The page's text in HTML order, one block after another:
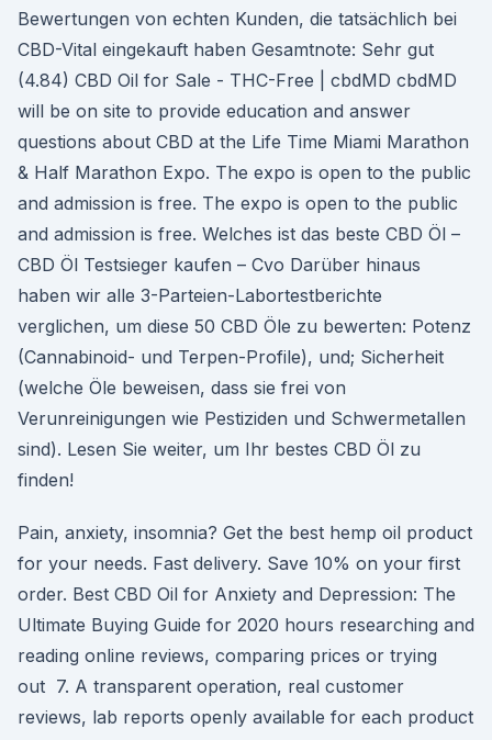
Bewertungen von echten Kunden, die tatsächlich bei
CBD-Vital eingekauft haben Gesamtnote: Sehr gut
(4.84) CBD Oil for Sale - THC-Free | cbdMD cbdMD
will be on site to provide education and answer
questions about CBD at the Life Time Miami Marathon
& Half Marathon Expo. The expo is open to the public
and admission is free. The expo is open to the public
and admission is free. Welches ist das beste CBD Öl –
CBD Öl Testsieger kaufen – Cvo Darüber hinaus
haben wir alle 3-Parteien-Labortestberichte
verglichen, um diese 50 CBD Öle zu bewerten: Potenz
(Cannabinoid- und Terpen-Profile), und; Sicherheit
(welche Öle beweisen, dass sie frei von
Verunreinigungen wie Pestiziden und Schwermetallen
sind). Lesen Sie weiter, um Ihr bestes CBD Öl zu
finden!
Pain, anxiety, insomnia? Get the best hemp oil product
for your needs. Fast delivery. Save 10% on your first
order. Best CBD Oil for Anxiety and Depression: The
Ultimate Buying Guide for 2020 hours researching and
reading online reviews, comparing prices or trying
out 7. A transparent operation, real customer
reviews, lab reports openly available for each product